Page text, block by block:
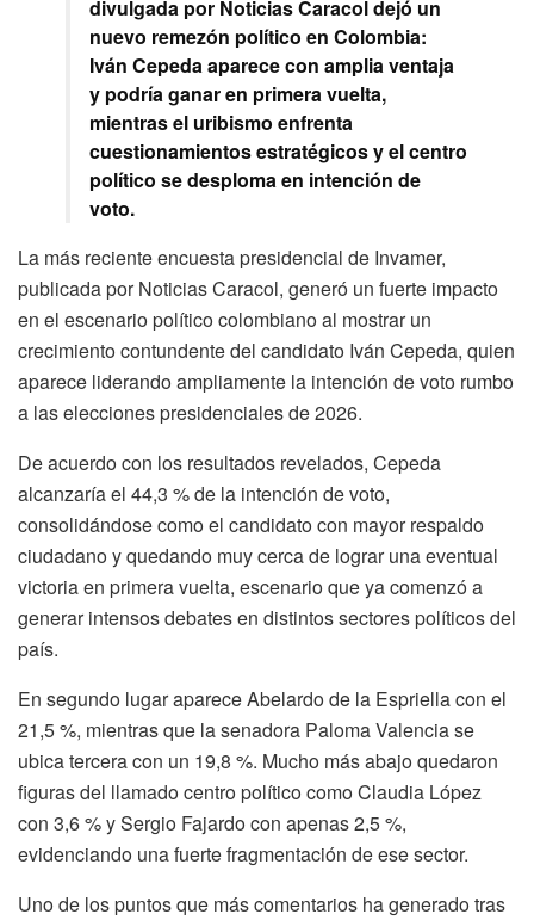
divulgada por Noticias Caracol dejó un
nuevo remezón político en Colombia:
Iván Cepeda aparece con amplia ventaja
y podría ganar en primera vuelta,
mientras el uribismo enfrenta
cuestionamientos estratégicos y el centro
político se desploma en intención de
voto.
La más reciente encuesta presidencial de Invamer,
publicada por Noticias Caracol, generó un fuerte impacto
en el escenario político colombiano al mostrar un
crecimiento contundente del candidato Iván Cepeda, quien
aparece liderando ampliamente la intención de voto rumbo
a las elecciones presidenciales de 2026.
De acuerdo con los resultados revelados, Cepeda
alcanzaría el 44,3 % de la intención de voto,
consolidándose como el candidato con mayor respaldo
ciudadano y quedando muy cerca de lograr una eventual
victoria en primera vuelta, escenario que ya comenzó a
generar intensos debates en distintos sectores políticos del
país.
En segundo lugar aparece Abelardo de la Espriella con el
21,5 %, mientras que la senadora Paloma Valencia se
ubica tercera con un 19,8 %. Mucho más abajo quedaron
figuras del llamado centro político como Claudia López
con 3,6 % y Sergio Fajardo con apenas 2,5 %,
evidenciando una fuerte fragmentación de ese sector.
Uno de los puntos que más comentarios ha generado tras